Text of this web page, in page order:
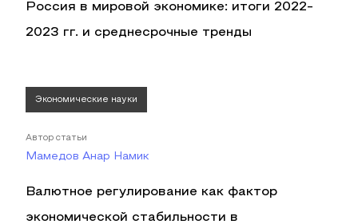
Россия в мировой экономике: итоги 2022-
2023 гг. и среднесрочные тренды
Экономические науки
Автор статьи
Мамедов Анар Намик
Валютное регулирование как фактор
экономической стабильности в